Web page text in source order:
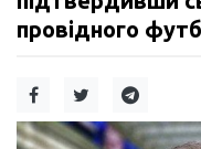
провідного